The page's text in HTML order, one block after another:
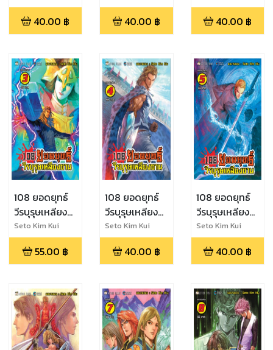
40.00 ฿ 40.00 ฿ 40.00 ฿
108 ยอดยุทธ์
วีรบุรุษเหลียง
ซาน เล่ม 3
Seto Kim Kui
55.00 ฿
108 ยอดยุทธ์
วีรบุรุษเหลียง
ซาน เล่ม 4
Seto Kim Kui
40.00 ฿
108 ยอดยุทธ์
วีรบุรุษเหลียง
ซาน เล่ม 5
Seto Kim Kui
40.00 ฿